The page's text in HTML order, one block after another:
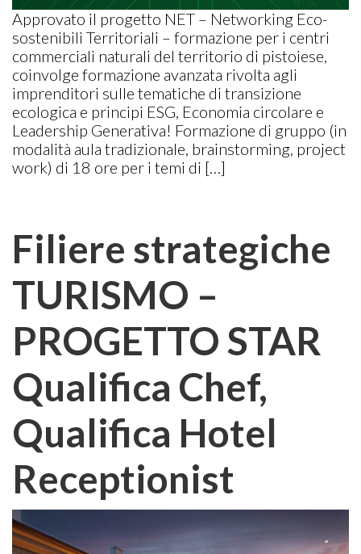
Approvato il progetto NET – Networking Eco-
sostenibili Territoriali – formazione per i centri
commerciali naturali del territorio di pistoiese,
coinvolge formazione avanzata rivolta agli
imprenditori sulle tematiche di transizione
ecologica e principi ESG, Economia circolare e
Leadership Generativa! Formazione di gruppo (in
modalità aula tradizionale, brainstorming, project
work) di 18 ore per i temi di […]
Filiere strategiche
TURISMO –
PROGETTO STAR
Qualifica Chef,
Qualifica Hotel
Receptionist